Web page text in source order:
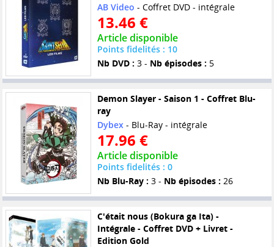
AB Video - Coffret DVD - intégrale
13.46 €
Article disponible
Points fidelités : 10
Nb DVD : 3 - Nb épisodes : 5
Demon Slayer - Saison 1 - Coffret Blu-
ray
Dybex- Blu-Ray - intégrale
17.96 €
Article disponible
Points fidelités : 0
Nb Blu-Ray : 3 - Nb épisodes : 26
C'était nous (Bokura ga Ita) -
Intégrale - Coffret DVD + Livret -
Edition Gold